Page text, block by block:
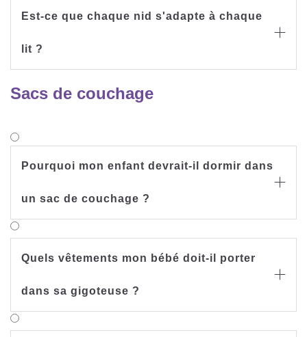
Est-ce que chaque nid s'adapte à chaque
lit ?

Sacs de couchage
Pourquoi mon enfant devrait-il dormir dans
un sac de couchage ?

Quels vêtements mon bébé doit-il porter
dans sa gigoteuse ?
